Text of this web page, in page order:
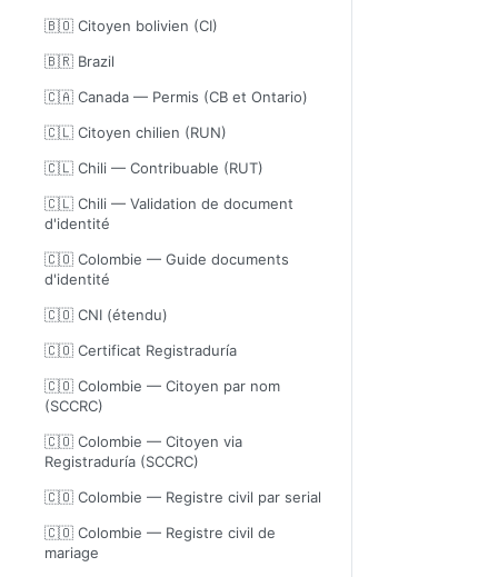
🇧🇴 Citoyen bolivien (CI)
🇧🇷 Brazil
🇨🇦 Canada — Permis (CB et Ontario)
🇨🇱 Citoyen chilien (RUN)
🇨🇱 Chili — Contribuable (RUT)
🇨🇱 Chili — Validation de document
d'identité
🇨🇴 Colombie — Guide documents
d'identité
🇨🇴 CNI (étendu)
🇨🇴 Certificat Registraduría
🇨🇴 Colombie — Citoyen par nom
(SCCRC)
🇨🇴 Colombie — Citoyen via
Registraduría (SCCRC)
🇨🇴 Colombie — Registre civil par serial
🇨🇴 Colombie — Registre civil de
mariage